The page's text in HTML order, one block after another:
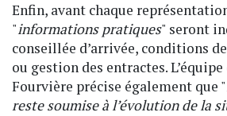
Enfin, avant chaque
"informations pratiques" seront
conseillée d’arrivée, conditions
ou gestion des entractes.
Fourvière précise également que "
reste soumise à l’évolution de la